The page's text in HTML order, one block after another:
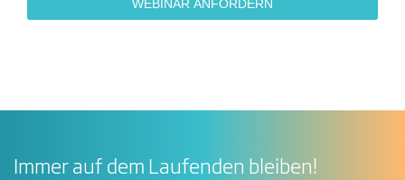
Immer auf dem Laufenden bleiben!